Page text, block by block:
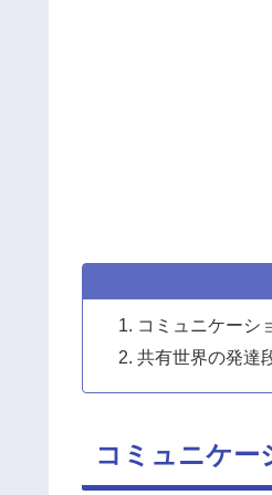
コミュニケーシ
共有世界の発達
コミュニケー